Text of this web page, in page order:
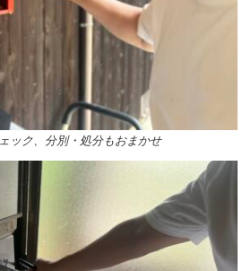
ック、分別・処分もおまかせ